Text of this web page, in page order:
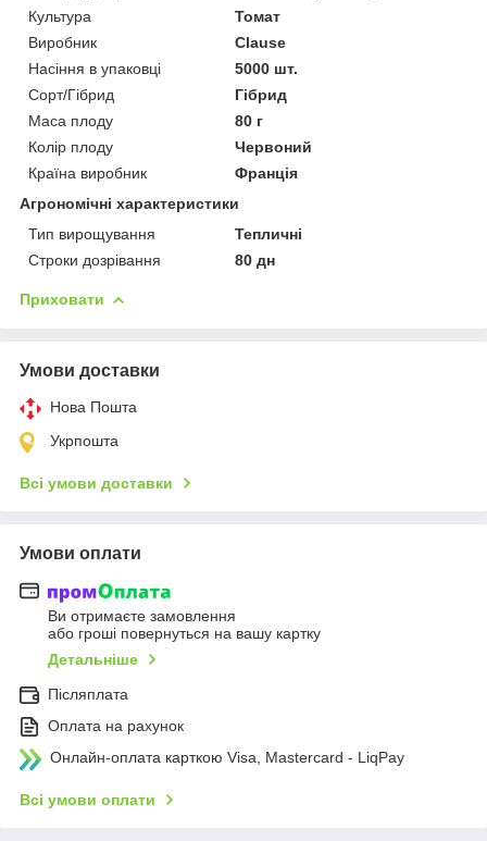
Культура
Томат
Виробник
Clause
Насіння в упаковці
5000 шт.
Сорт/Гібрид
Гібрид
Маса плоду
80 г
Колір плоду
Червоний
Країна виробник
Франція
Агрономічні характеристики
Тип вирощування
Тепличні
Строки дозрівання
80 дн
Приховати
Умови доставки
Нова Пошта
Укрпошта
Всі умови доставки
Умови оплати
Ви отримаєте замовлення
або гроші повернуться на вашу картку
Детальніше
Післяплата
Оплата на рахунок
Онлайн-оплата карткою Visa, Mastercard - LiqPay
Всі умови оплати